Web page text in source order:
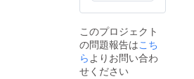
このプロジェクト
の問題報告はこち
らよりお問い合わ
せください